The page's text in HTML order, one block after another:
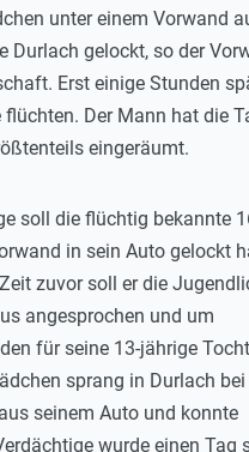
unter einem Vorwand
Durlach gelockt, so der
Erst einige Stunden
flüchten. Der Mann hat die
eingeräumt.
soll die flüchtig bekannte
in sein Auto gelockt
zuvor soll er die
angesprochen und um
für seine 13-jährige
sprang in Durlach bei
seinem Auto und konnte
wurde einen Tag